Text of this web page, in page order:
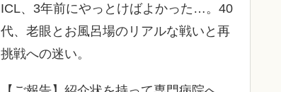
ICL、3年前にやっとけばよかった…。40
代、老眼とお風呂場のリアルな戦いと再
挑戦への迷い。